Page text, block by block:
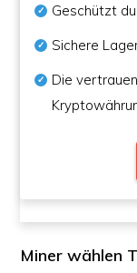
Geschützt
Sichere
Die
Miner wählen